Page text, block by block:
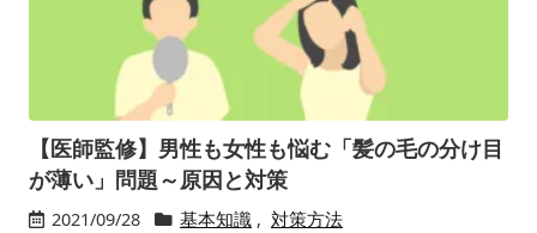
【医師監修】男性も女性も悩む「髪の毛の分け目
が薄い」問題～原因と対策
2021/09/28 基本知識 , 対策方法